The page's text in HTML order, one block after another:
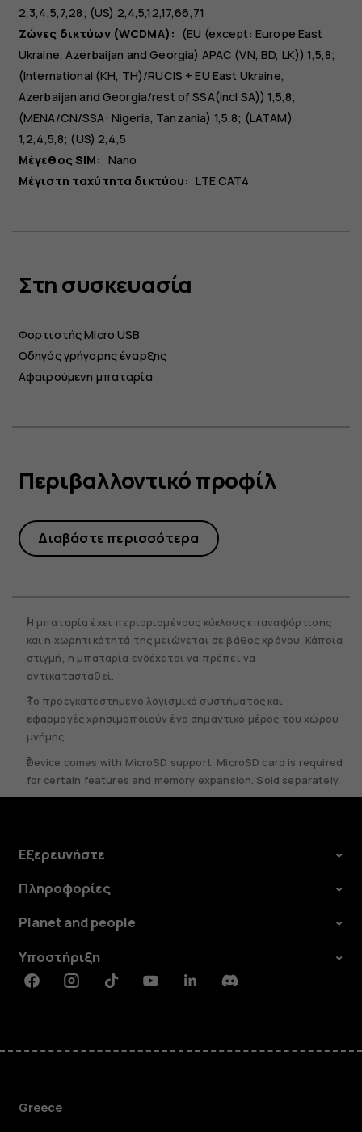
2,3,4,5,7,28; (US) 2,4,5,12,17,66,71
Ζώνες δικτύων (WCDMA): (EU (except: Europe East
Ukraine, Azerbaijan and Georgia) APAC (VN, BD, LK)) 1,5,8;
(International (KH, TH)/RUCIS + EU East Ukraine,
Azerbaijan and Georgia/rest of SSA(incl SA)) 1,5,8;
(MENA/CN/SSA: Nigeria, Tanzania) 1,5,8; (LATAM)
1,2,4,5,8; (US) 2,4,5
Μέγεθος SIM: Nano
Μέγιστη ταχύτητα δικτύου: LTE CAT4
Στη συσκευασία
Φορτιστής Micro USB
Οδηγός γρήγορης έναρξης
Αφαιρούμενη μπαταρία
Περιβαλλοντικό προφίλ
Διαβάστε περισσότερα
Η μπαταρία έχει περιορισμένους κύκλους επαναφόρτισης
και η χωρητικότητά της μειώνεται σε βάθος χρόνου. Κάποια
στιγμή, η μπαταρία ενδέχεται να πρέπει να
αντικατασταθεί.
Το προεγκατεστημένο λογισμικό συστήματος και
εφαρμογές χρησιμοποιούν ένα σημαντικό μέρος του χώρου
μνήμης.
Device comes with MicroSD support. MicroSD card is required
for certain features and memory expansion. Sold separately.
Εξερευνήστε
Πληροφορίες
Planet and people
Υποστήριξη
FacebookInstagramTiktokYoutubeLinkedinDiscord
Greece